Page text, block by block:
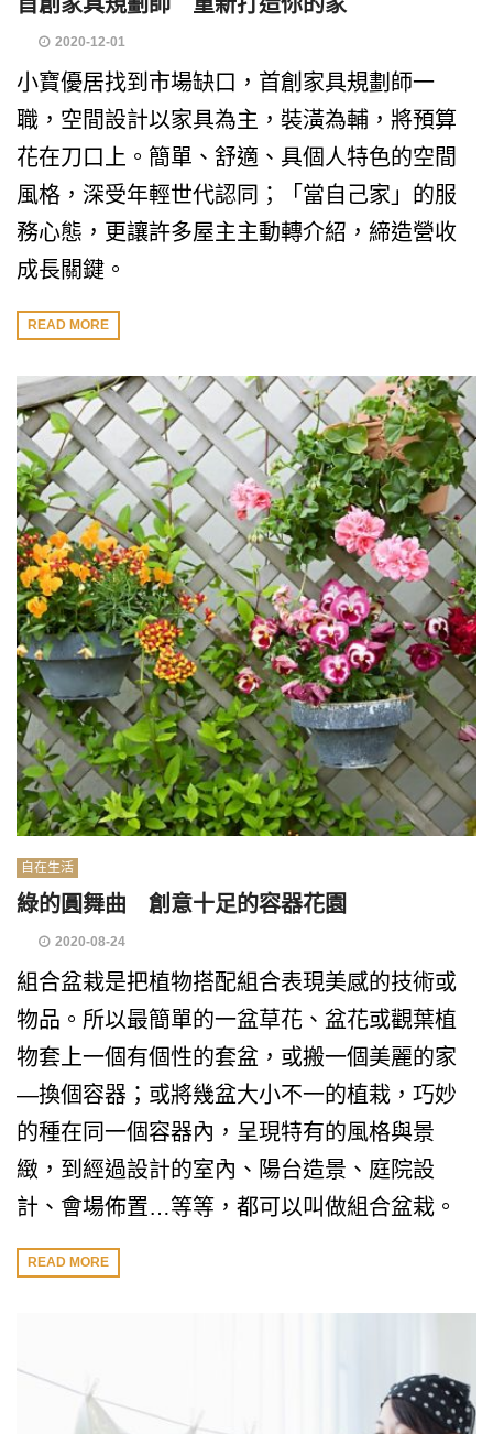
2020-12-01
小寶優居找到市場缺口，首創家具規劃師一
職，空間設計以家具為主，裝潢為輔，將預算
花在刀口上。簡單、舒適、具個人特色的空間
風格，深受年輕世代認同；「當自己家」的服
務心態，更讓許多屋主主動轉介紹，締造營收
成長關鍵。
READ MORE
自在生活
綠的圓舞曲 創意十足的容器花園
2020-08-24
組合盆栽是把植物搭配組合表現美感的技術或
物品。所以最簡單的一盆草花、盆花或觀葉植
物套上一個有個性的套盆，或搬一個美麗的家
—換個容器；或將幾盆大小不一的植栽，巧妙
的種在同一個容器內，呈現特有的風格與景
緻，到經過設計的室內、陽台造景、庭院設
計、會場佈置…等等，都可以叫做組合盆栽。
READ MORE